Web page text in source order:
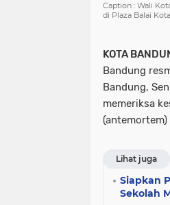
Caption : Wali
di Plaza Balai
KOTA
Bandung
Bandung,
memeriksa
Lihat juga
Siapkan
Sekolah